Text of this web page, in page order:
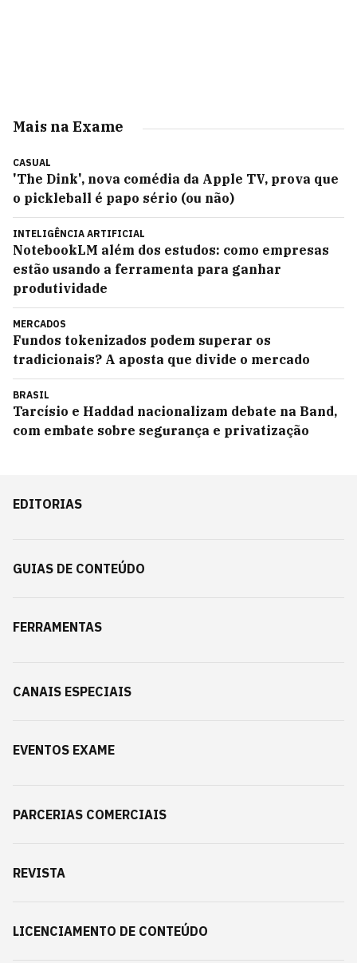
Mais na Exame
CASUAL
'The Dink', nova comédia da Apple TV, prova que
o pickleball é papo sério (ou não)
INTELIGÊNCIA ARTIFICIAL
NotebookLM além dos estudos: como empresas
estão usando a ferramenta para ganhar
produtividade
MERCADOS
Fundos tokenizados podem superar os
tradicionais? A aposta que divide o mercado
BRASIL
Tarcísio e Haddad nacionalizam debate na Band,
com embate sobre segurança e privatização
EDITORIAS
GUIAS DE CONTEÚDO
FERRAMENTAS
CANAIS ESPECIAIS
EVENTOS EXAME
PARCERIAS COMERCIAIS
REVISTA
LICENCIAMENTO DE CONTEÚDO